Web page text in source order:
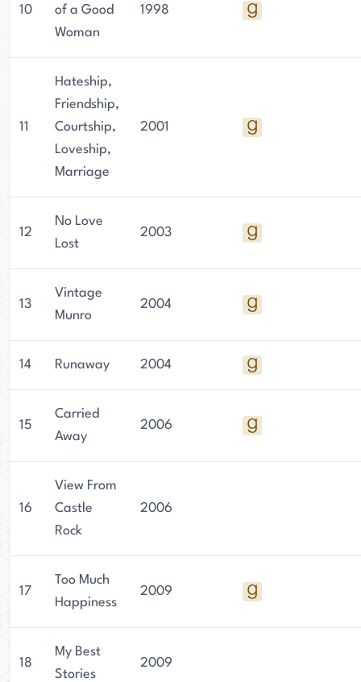
10
of a Good
Woman
1998
11
Hateship,
Friendship,
Courtship,
Loveship,
Marriage
2001
12
No Love
Lost
2003
13
Vintage
Munro
2004
14 Runaway 2004
15
Carried
Away
2006
16
View From
Castle
Rock
2006
17
Too Much
Happiness
2009
18
My Best
Stories
2009